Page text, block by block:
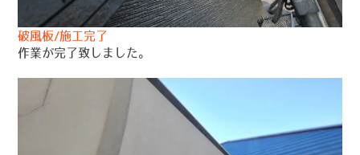
破風板/施工完了
作業が完了致しました。